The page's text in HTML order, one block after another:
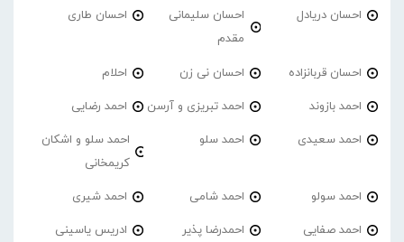
احسان دریادل
احسان سلیمانی
مقدم
احسان طاری
احسان قربانزاده احسان نی زن احلام
احمد بازوند احمد تبریزی و آرسن احمد‌ رضایی
احمد سعیدی احمد سلو
احمد سلو و اشکان
کریمخانی
احمد سولو احمد شامی احمد شیری
احمد صفایی احمدرضا پذیر ادریس یاسینی